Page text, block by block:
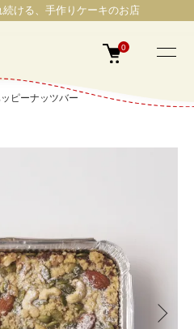
ける、手作りケーキのお店
0
ピーナッツバー